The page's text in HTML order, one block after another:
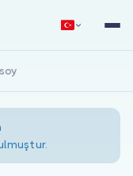
Giriş Yap